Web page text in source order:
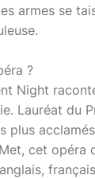
armes se
?
Night
Lauréat du
plus
cet opéra